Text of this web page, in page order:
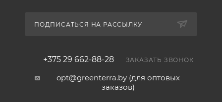
ПОДПИСАТЬСЯ НА РАССЫЛКУ
+375 29 662-88-28 ЗАКАЗАТЬ ЗВОНОК
opt@greenterra.by (для оптовых
заказов)